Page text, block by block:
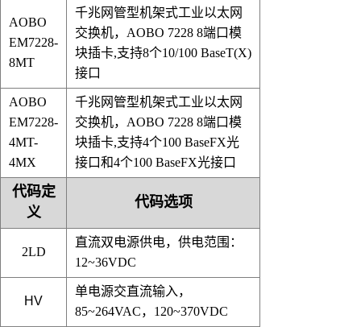
AOBO
EM7228-
8MT
千兆网管型机架式工业以太网
交换机， AOBO 7228 8端口模
块插卡,支持8个10/100 BaseT(X)
接口
AOBO
EM7228-
4MT-
4MX
千兆网管型机架式工业以太网
交换机， AOBO 7228 8端口模
块插卡,支持4个100 BaseFX光
接口和4个100 BaseFX光接口
代码定
义
代码选项
2LD
直流双电源供电，供电范围：
12~36VDC
HV
单电源交直流输入，
85~264VAC，120~370VDC